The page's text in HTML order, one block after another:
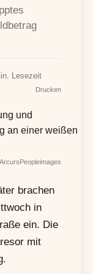
Lesezeit
Drucken
brachen
in
ein. Die
mit